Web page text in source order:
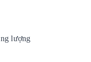
lượng